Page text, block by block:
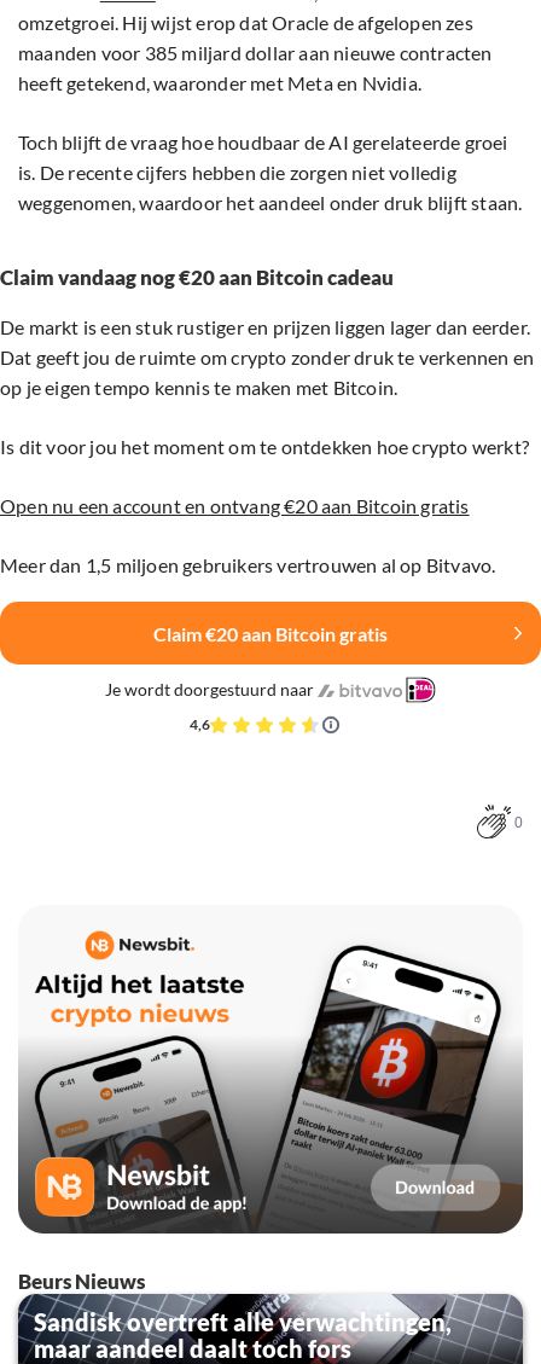
omzetgroei. Hij wijst erop dat Oracle de afgelopen zes
maanden voor 385 miljard dollar aan nieuwe contracten
heeft getekend, waaronder met Meta en Nvidia.
Toch blijft de vraag hoe houdbaar de AI gerelateerde groei
is. De recente cijfers hebben die zorgen niet volledig
weggenomen, waardoor het aandeel onder druk blijft staan.
Claim vandaag nog €20 aan Bitcoin cadeau
De markt is een stuk rustiger en prijzen liggen lager dan eerder.
Dat geeft jou de ruimte om crypto zonder druk te verkennen en
op je eigen tempo kennis te maken met Bitcoin.
Is dit voor jou het moment om te ontdekken hoe crypto werkt?
Open nu een account en ontvang €20 aan Bitcoin gratis
Meer dan 1,5 miljoen gebruikers vertrouwen al op Bitvavo.
Claim €20 aan Bitcoin gratis
Je wordt doorgestuurd naar
4,6
0
Beurs Nieuws
Sandisk overtreft alle verwachtingen,
maar aandeel daalt toch fors